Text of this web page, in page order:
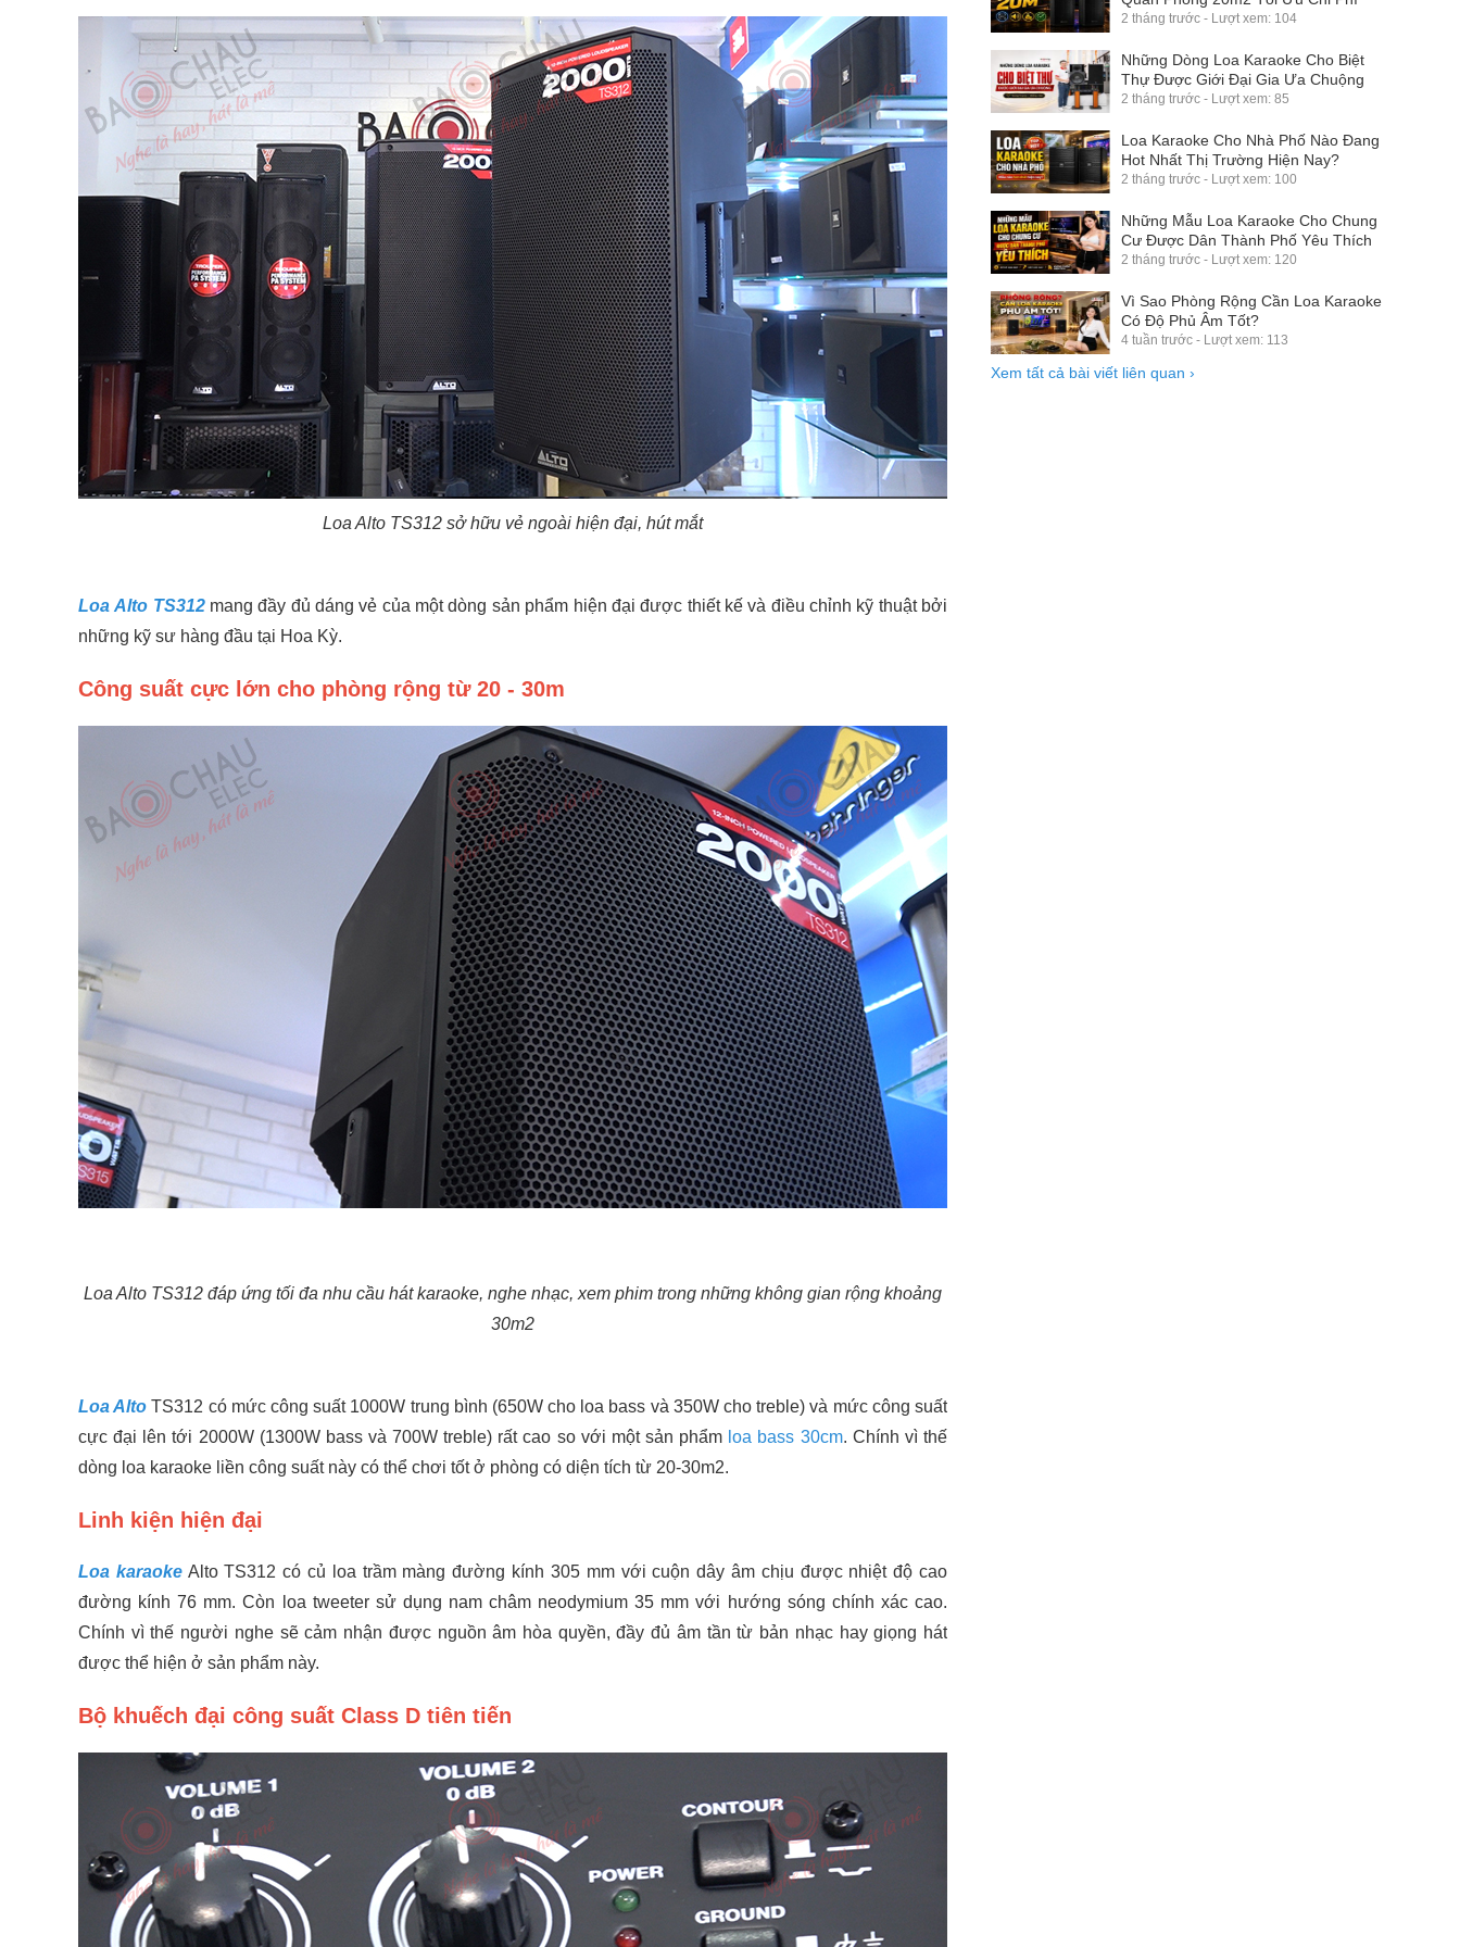
Loa Alto TS312 sở hữu vẻ ngoài hiện đại, hút mắt
Loa Alto TS312mang đầy đủ dáng vẻ của một dòng sản phẩm hiện đại được thiết kế và điều chỉnh kỹ thuật bởi
những kỹ sư hàng đầu tại Hoa Kỳ.
Công suất cực lớn cho phòng rộng từ 20 - 30m
Loa Alto TS312 đáp ứng tối đa nhu cầu hát karaoke, nghe nhạc, xem phim trong những không gian rộng khoảng
30m2
Loa Alto TS312 có mức công suất 1000W trung bình (650W cho loa bass và 350W cho treble) và mức công suất
cực đại lên tới 2000W (1300W bass và 700W treble) rất cao so với một sản phẩm loa bass 30cm. Chính vì thế
dòng loa karaoke liền công suất này có thể chơi tốt ở phòng có diện tích từ 20-30m2.
Linh kiện hiện đại
Loa karaokeAlto TS312 có củ loa trầm màng đường kính 305 mm với cuộn dây âm chịu được nhiệt độ cao
đường kính 76 mm. Còn loa tweeter sử dụng nam châm neodymium 35 mm với hướng sóng chính xác cao.
Chính vì thế người nghe sẽ cảm nhận được nguồn âm hòa quyền, đầy đủ âm tần từ bản nhạc hay giọng hát
được thể hiện ở sản phẩm này.
Bộ khuếch đại công suất Class D tiên tiến
2 tháng trước - Lượt xem: 104
Những Dòng Loa Karaoke Cho Biệt
Thự Được Giới Đại Gia Ưa Chuộng
2 tháng trước - Lượt xem: 85
Loa Karaoke Cho Nhà Phố Nào Đang
Hot Nhất Thị Trường Hiện Nay?
2 tháng trước - Lượt xem: 100
Những Mẫu Loa Karaoke Cho Chung
Cư Được Dân Thành Phố Yêu Thích
2 tháng trước - Lượt xem: 120
Vì Sao Phòng Rộng Cần Loa Karaoke
Có Độ Phủ Âm Tốt?
4 tuần trước - Lượt xem: 113
Xem tất cả bài viết liên quan ›